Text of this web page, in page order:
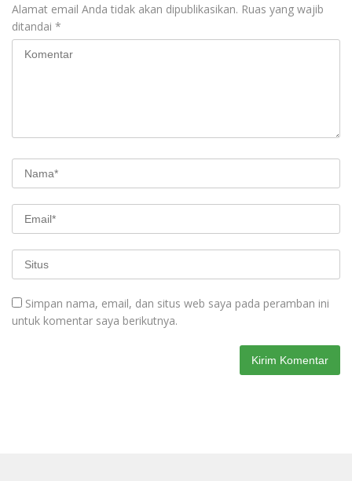
Alamat email Anda tidak akan dipublikasikan. Ruas yang wajib
ditandai *
Simpan nama, email, dan situs web saya pada peramban ini
untuk komentar saya berikutnya.